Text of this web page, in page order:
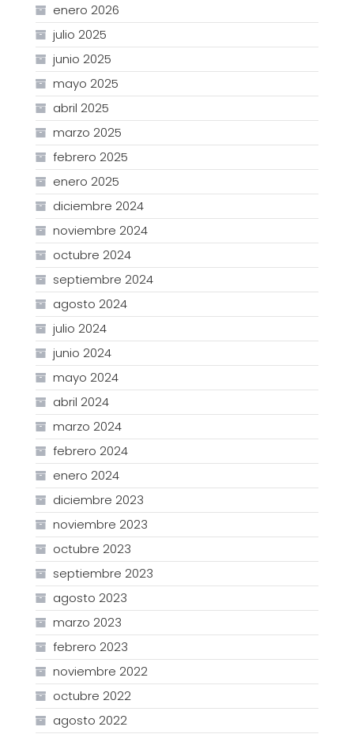
enero 2026
julio 2025
junio 2025
mayo 2025
abril 2025
marzo 2025
febrero 2025
enero 2025
diciembre 2024
noviembre 2024
octubre 2024
septiembre 2024
agosto 2024
julio 2024
junio 2024
mayo 2024
abril 2024
marzo 2024
febrero 2024
enero 2024
diciembre 2023
noviembre 2023
octubre 2023
septiembre 2023
agosto 2023
marzo 2023
febrero 2023
noviembre 2022
octubre 2022
agosto 2022